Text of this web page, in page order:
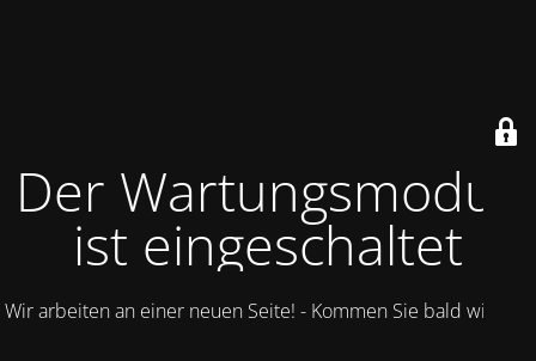
Der Wartungsmodus
ist eingeschaltet
Wir arbeiten an einer neuen Seite! - Kommen Sie bald wieder.